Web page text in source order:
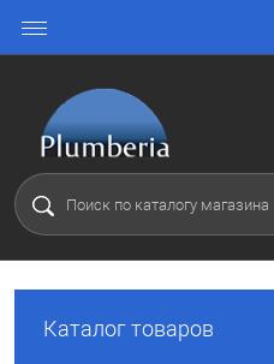
Каталог товаров